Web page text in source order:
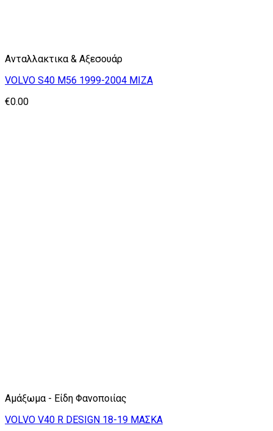
Ανταλλακτικα & Αξεσουάρ
VOLVO S40 M56 1999-2004 ΜΙΖΑ
€0.00
Αμάξωμα - Είδη Φανοποιίας
VOLVO V40 R DESIGN 18-19 ΜΑΣΚΑ